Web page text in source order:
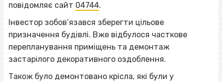
повідомляє сайт 04744.
Інвестор зобов’язався зберегти цільове
призначення будівлі. Вже відбулося часткове
перепланування приміщень та демонтаж
застарілого декоративного оздоблення.
Також було демонтовано крісла, які були у